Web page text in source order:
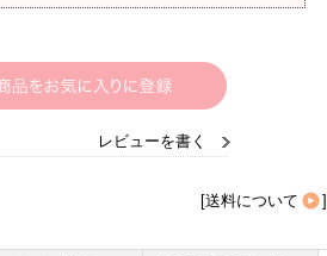
レビューを書く
[送料について ]